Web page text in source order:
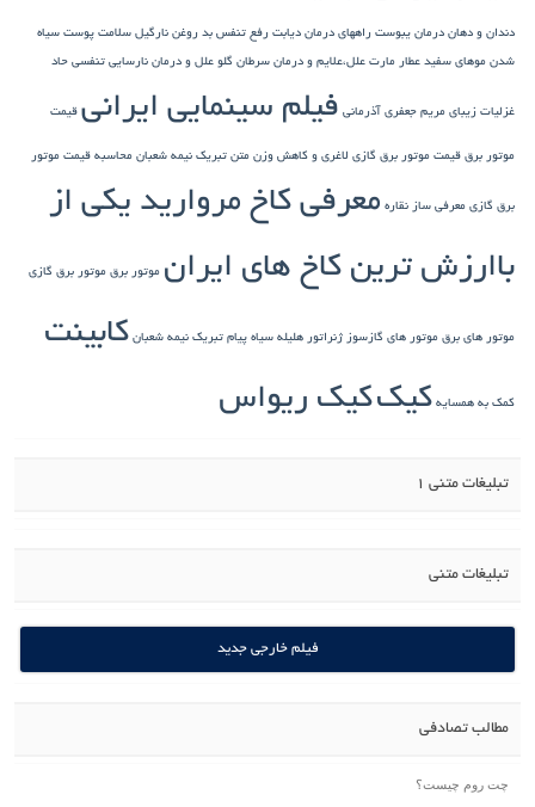
دندان و دهان درمان یبوست راههای درمان دیابت رفع تنفس بد روغن نارگیل سلامت پوست سیاه
شدن موهای سفید عطار مارت علل،علایم و درمان سرطان گلو علل و درمان نارسایی تنفسی حاد
غزلیات زیبای مریم جعفری آذرمانی فیلم سینمایی ایرانی قیمت
موتور برق قیمت موتور برق گازی لاغری و کاهش وزن متن تبریک نیمه شعبان محاسبه قیمت موتور
برق گازی معرفی ساز نقاره معرفی کاخ مروارید یکی از
باارزش ترین کاخ های ایران موتور برق موتور برق گازی
موتور های برق موتور های گازسوز ژنراتور هلیله سیاه پیام تبریک نیمه شعبان کابینت
کمک به همسایه کیککیک ریواس
تبلیغات متنی 1
تبلیغات متنی
فیلم خارجی جدید
مطالب تصادفی
چت روم چیست؟